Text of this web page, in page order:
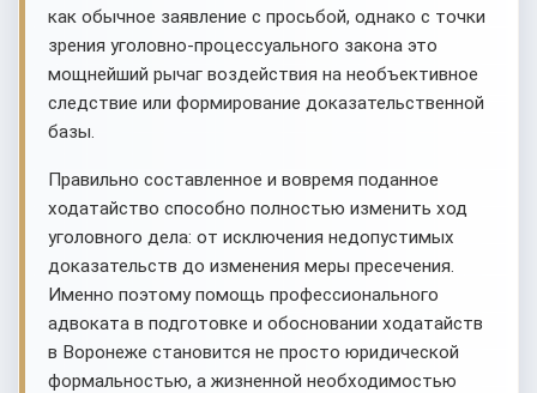
как обычное заявление с просьбой, однако с точки
зрения уголовно-процессуального закона это
мощнейший рычаг воздействия на необъективное
следствие или формирование доказательственной
базы.
Правильно составленное и вовремя поданное
ходатайство способно полностью изменить ход
уголовного дела: от исключения недопустимых
доказательств до изменения меры пресечения.
Именно поэтому помощь профессионального
адвоката в подготовке и обосновании ходатайств
в Воронеже становится не просто юридической
формальностью, а жизненной необходимостью